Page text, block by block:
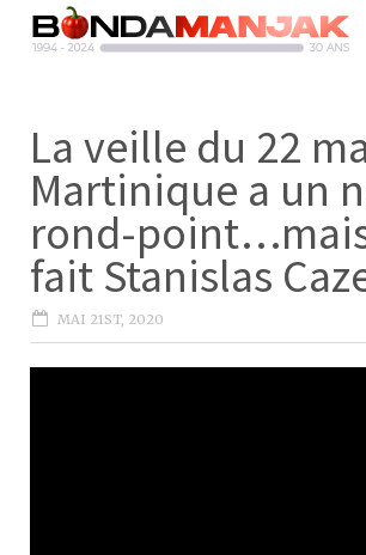
La veille du 22
Martinique a un
rond-
fait Stanislas
MAI 21ST, 2020